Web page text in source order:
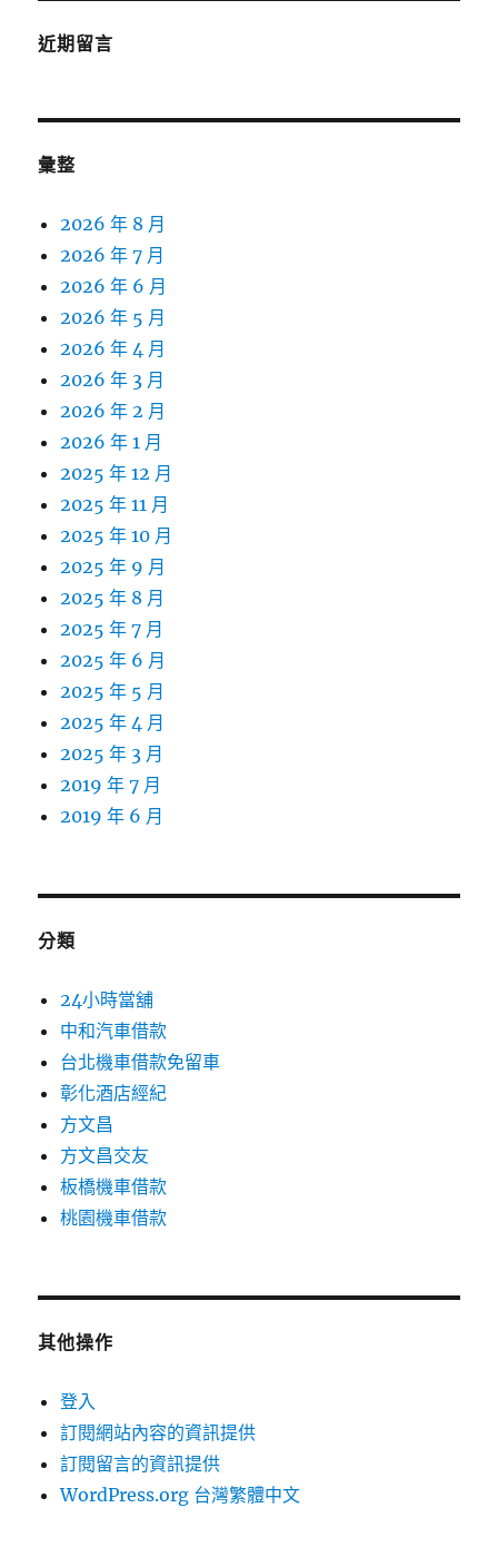
近期留言
彙整
2026 年 8 月
2026 年 7 月
2026 年 6 月
2026 年 5 月
2026 年 4 月
2026 年 3 月
2026 年 2 月
2026 年 1 月
2025 年 12 月
2025 年 11 月
2025 年 10 月
2025 年 9 月
2025 年 8 月
2025 年 7 月
2025 年 6 月
2025 年 5 月
2025 年 4 月
2025 年 3 月
2019 年 7 月
2019 年 6 月
分類
24小時當舖
中和汽車借款
台北機車借款免留車
彰化酒店經紀
方文昌
方文昌交友
板橋機車借款
桃園機車借款
其他操作
登入
訂閱網站內容的資訊提供
訂閱留言的資訊提供
WordPress.org 台灣繁體中文